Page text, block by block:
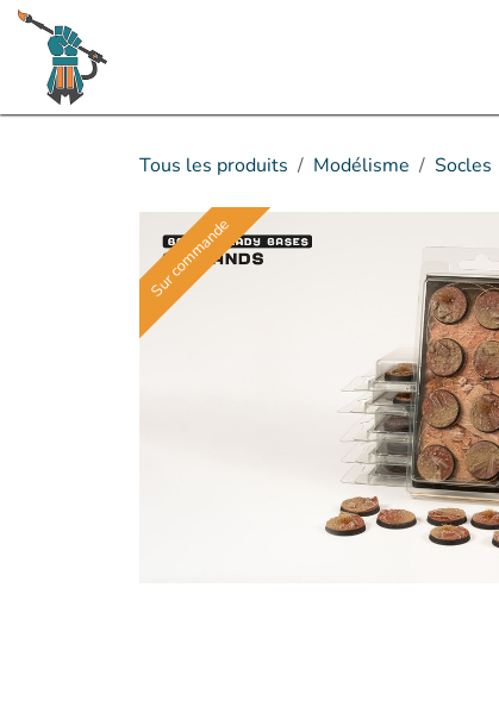
Se rendre au contenu
Tous les produits Modélisme Socles
Sur commande